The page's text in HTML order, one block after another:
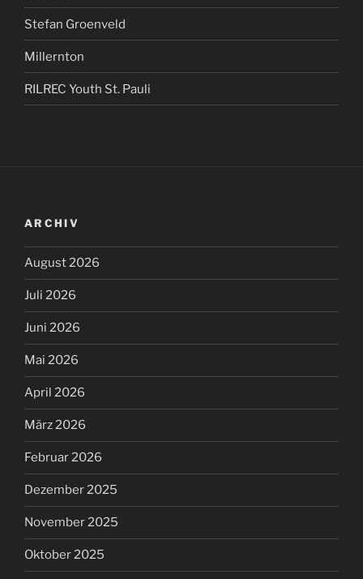
Stefan Groenveld
Millernton
RILREC Youth St. Pauli
ARCHIV
August 2026
Juli 2026
Juni 2026
Mai 2026
April 2026
März 2026
Februar 2026
Dezember 2025
November 2025
Oktober 2025